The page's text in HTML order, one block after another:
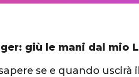
giù le mani dal mio
se e quando uscirà